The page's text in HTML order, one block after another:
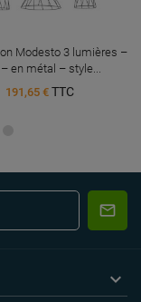
Modesto 3 lumières –
en métal – style...
191,65 € TTC
